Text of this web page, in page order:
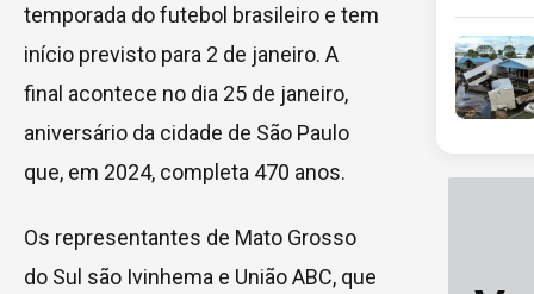
temporada do futebol brasileiro e tem
início previsto para 2 de janeiro. A
final acontece no dia 25 de janeiro,
aniversário da cidade de São Paulo
que, em 2024, completa 470 anos.
Os representantes de Mato Grosso
do Sul são Ivinhema e União ABC, que